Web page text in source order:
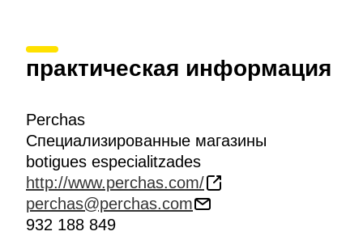
практическая информация
Perchas
Специализированные магазины
botigues especialitzades
http://www.perchas.com/
perchas@perchas.com
932 188 849